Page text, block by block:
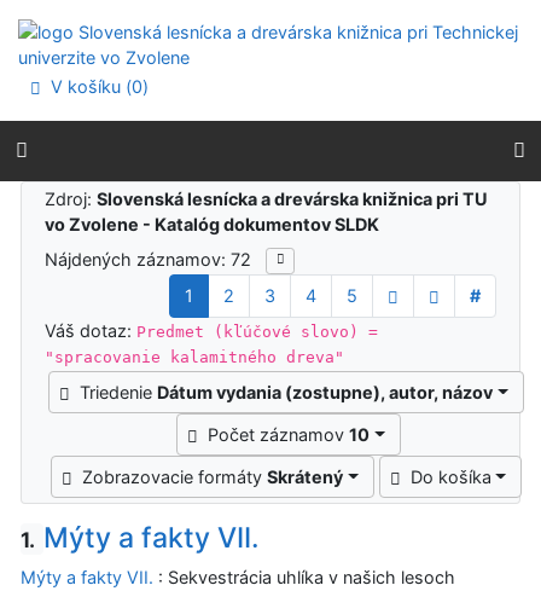
Prejsť na menu
Prehlásenie o webovej prístupnosti
V košíku (0)
Výsledky vyhľadávania
Zdroj:Slovenská lesnícka a drevárska knižnica pri TU
vo Zvolene - Katalóg dokumentov SLDK
Nájdených záznamov: 72
1
2 3 4 5
#
Váš dotaz: Predmet (kľúčové slovo) =
"spracovanie kalamitného dreva"
Triedenie Dátum vydania (zostupne), autor, názov
Počet záznamov10
Zobrazovacie formátySkrátený Do košíka
1. Mýty a fakty VII.
Mýty a fakty VII. : Sekvestrácia uhlíka v našich lesoch